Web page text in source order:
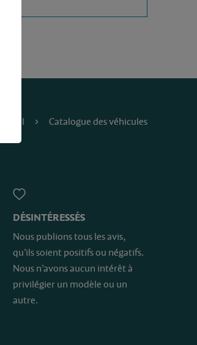
Accueil Catalogue des véhicules
DÉSINTÉRESSÉS
Nous publions tous les avis,
qu’ils soient positifs ou négatifs.
Nous n’avons aucun intérêt à
privilégier un modèle ou un
autre.